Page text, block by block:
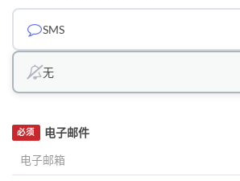
SMS
无
电子邮件
必须